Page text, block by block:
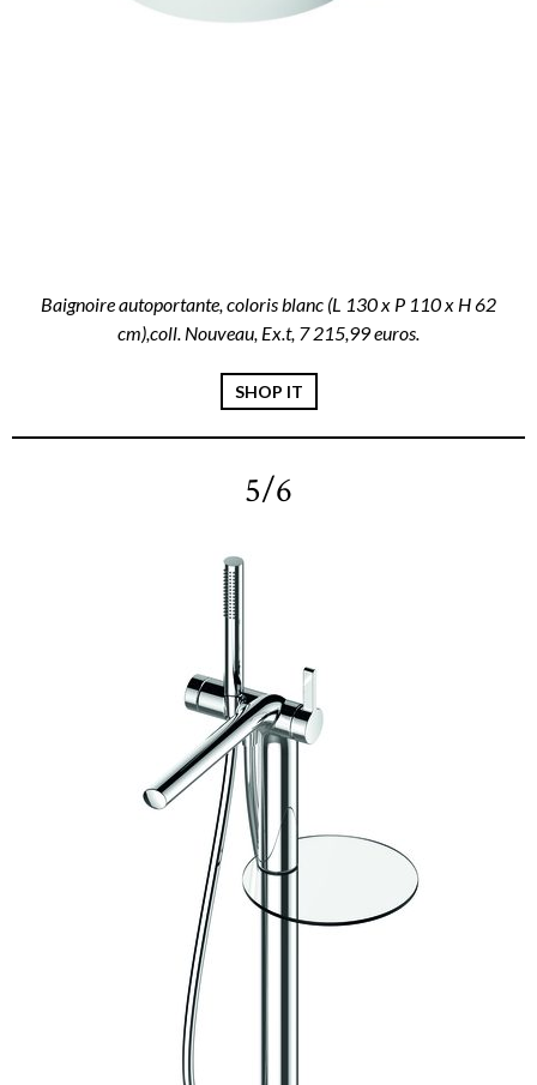
Baignoire autoportante, coloris blanc (L 130 x P 110 x H 62
cm),coll. Nouveau, Ex.t, 7 215,99 euros.
SHOP IT
5/6